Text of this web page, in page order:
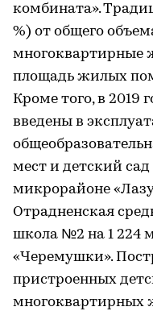
комбината».
%) от общего
многоквартирные
площадь жилых
Кроме того, в 2019
введены в
мест и детский
микрорайоне
Отрадненская
школа №2 на 1 224
«Черемушки».
пристроенных
многоквартирных